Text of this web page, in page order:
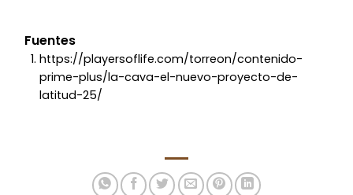
Fuentes
https://playersoflife.com/torreon/contenido-
prime-plus/la-cava-el-nuevo-proyecto-de-
latitud-25/